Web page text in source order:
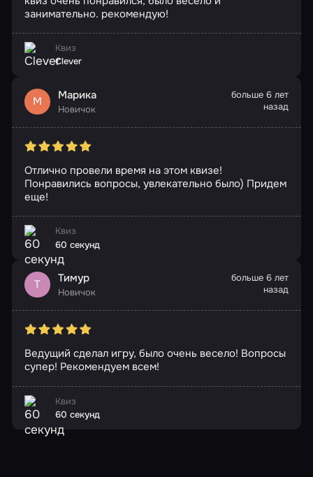
занимательно. рекомендую!
Квиз
Clever
М Марика
Новичок
больше 6 лет
назад
Отлично провели время на этом квизе!
Понравились вопросы, увлекательно было) Придем
еще!
Квиз
60 секунд
Т Тимур
Новичок
больше 6 лет
назад
Ведущий сделал игру, было очень весело! Вопросы
супер! Рекомендуем всем!
Квиз
60 секунд